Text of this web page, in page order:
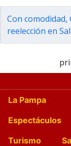
Con
reelección en
La Pampa
Espectáculos
Turismo